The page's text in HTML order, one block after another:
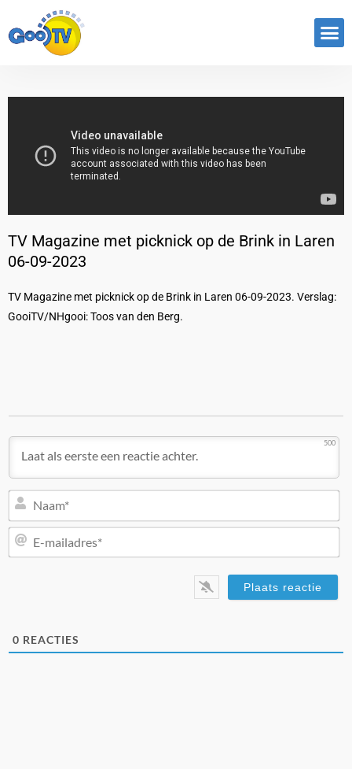
TV Magazine met picknick op de Brink in Laren
06-09-2023
TV Magazine met picknick op de Brink in Laren 06-09-2023. Verslag:
GooiTV/NHgooi: Toos van den Berg.
500
E-
0 REACTIES